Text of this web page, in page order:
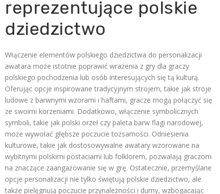
reprezentujące polskie
dziedzictwo
Włączenie elementów polskiego dziedzictwa do personalizacji
awatara może istotnie poprawić wrażenia z gry dla graczy
polskiego pochodzenia lub osób interesujących się tą kulturą.
Oferując opcje inspirowane tradycyjnym strojem, takie jak stroje
ludowe z barwnymi wzorami i haftami, gracze mogą połączyć się
ze swoimi korzeniami. Dodatkowo, włączenie symbolicznych
symboli, takie jak polski orzeł czy paleta barw flagi narodowej,
może wywołać głębsze poczucie tożsamości. Odniesienia
kulturowe, takie jak dostosowywalne awatary wzorowane na
wybitnymi polskimi postaciami lub folklorem, pozwalają graczom
na znaczące zaangażowanie się w grę. Ostatecznie, przemyślane
opcje personalizacji nie tylko świętują polskie dziedzictwo, ale
także pielęgnują poczucie przynależności i dumy, wzbogacając